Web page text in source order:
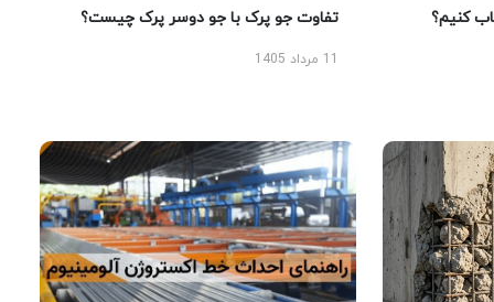
کنیم؟ تفاوت جو پرک با جو دوسر پرک چیست؟